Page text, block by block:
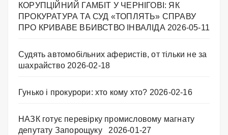
КОРУПЦІЙНИЙ ГАМБІТ У ЧЕРНІГОВІ: ЯК
ПРОКУРАТУРА ТА СУД «ТОПЛЯТЬ» СПРАВУ
ПРО КРИВАВЕ ВБИВСТВО ІНВАЛІДА 2026-05-11
Судять автомобільних аферистів, от тільки не за
шахрайство 2026-02-18
Гунько і прокурори: хто кому хто? 2026-02-16
НАЗК готує перевірку промисловому магнату
депутату Запорощуку
2026-01-27